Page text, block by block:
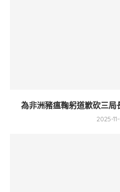
為非洲豬瘟鞠躬道歉砍三
2025-